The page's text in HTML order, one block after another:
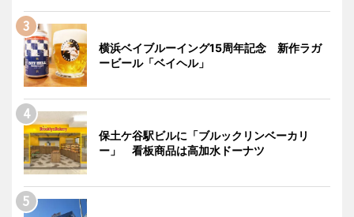
横浜ベイブルーイング15周年記念 新作ラガ
ービール「ベイヘル」
保土ケ谷駅ビルに「ブルックリンベーカリ
ー」 看板商品は高加水ドーナツ